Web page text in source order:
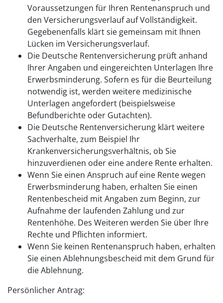
Voraussetzungen für Ihren Rentenanspruch und
den Versicherungsverlauf auf Vollständigkeit.
Gegebenenfalls klärt sie gemeinsam mit Ihnen
Lücken im Versicherungsverlauf.
Die Deutsche Rentenversicherung prüft anhand
Ihrer Angaben und eingereichten Unterlagen Ihre
Erwerbsminderung. Sofern es für die Beurteilung
notwendig ist, werden weitere medizinische
Unterlagen angefordert (beispielsweise
Befundberichte oder Gutachten).
Die Deutsche Rentenversicherung klärt weitere
Sachverhalte, zum Beispiel Ihr
Krankenversicherungsverhältnis, ob Sie
hinzuverdienen oder eine andere Rente erhalten.
Wenn Sie einen Anspruch auf eine Rente wegen
Erwerbsminderung haben, erhalten Sie einen
Rentenbescheid mit Angaben zum Beginn, zur
Aufnahme der laufenden Zahlung und zur
Rentenhöhe. Des Weiteren werden Sie über Ihre
Rechte und Pflichten informiert.
Wenn Sie keinen Rentenanspruch haben, erhalten
Sie einen Ablehnungsbescheid mit dem Grund für
die Ablehnung.
Persönlicher Antrag: